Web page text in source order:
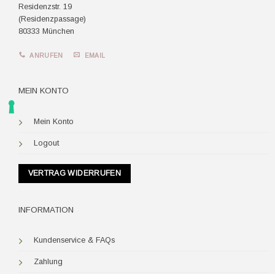
Residenzstr. 19
(Residenzpassage)
80333 München
ANRUFEN EMAIL
MEIN KONTO
Mein Konto
Logout
VERTRAG WIDERRUFEN
INFORMATION
Kundenservice & FAQs
Zahlung